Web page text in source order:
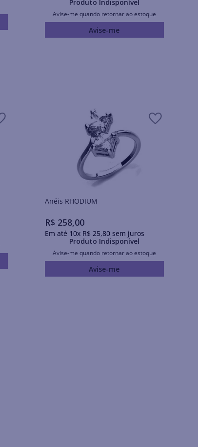
Produto Indisponível
Avise-me quando retornar ao estoque
Avise-me
Anéis RHODIUM
R$ 258,00
Em até 10x R$ 25,80sem juros
Produto Indisponível
Avise-me quando retornar ao estoque
Avise-me